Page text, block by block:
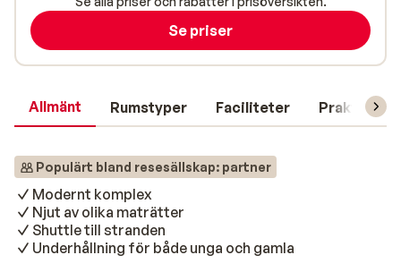
Allmänt Rumstyper Faciliteter Praktisk
Populärt bland resesällskap: partner
Modernt komplex
Njut av olika maträtter
Shuttle till stranden
Underhållning för både unga och gamla
Se priser